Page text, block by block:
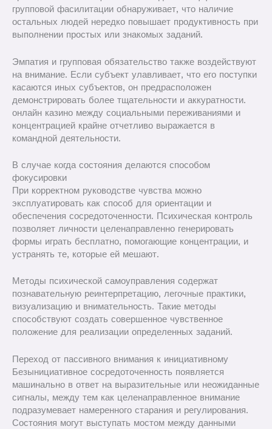
групповой фасилитации обнаруживает, что наличие
остальных людей нередко повышает продуктивность при
выполнении простых или знакомых заданий.
Эмпатия и групповая обязательство также воздействуют
на внимание. Если субъект улавливает, что его поступки
касаются иных субъектов, он предрасположен
демонстрировать более тщательности и аккуратности.
онлайн казино между социальными переживаниями и
концентрацией крайне отчетливо выражается в
командной деятельности.
В случае когда состояния делаются способом
фокусировки
При корректном руководстве чувства можно
эксплуатировать как способ для ориентации и
обеспечения сосредоточенности. Психическая контроль
позволяет личности целенаправленно генерировать
формы играть бесплатно, помогающие концентрации, и
устранять те, которые ей мешают.
Методы психической самоуправления содержат
познавательную реинтерпретацию, легочные практики,
визуализацию и внимательность. Такие методы
способствуют создать совершенное чувственное
положение для реализации определенных заданий.
Переход от пассивного внимания к инициативному
Безынициативное сосредоточенность появляется
машинально в ответ на выразительные или неожиданные
сигналы, между тем как целенаправленное внимание
подразумевает намеренного старания и регулирования.
Состояния могут выступать мостом между данными